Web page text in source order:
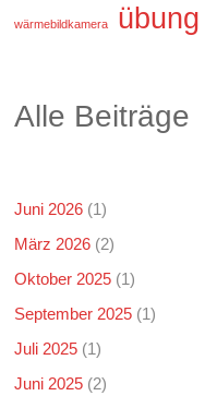
wärmebildkamera übung
Alle Beiträge
Juni 2026 (1)
März 2026 (2)
Oktober 2025 (1)
September 2025 (1)
Juli 2025 (1)
Juni 2025 (2)